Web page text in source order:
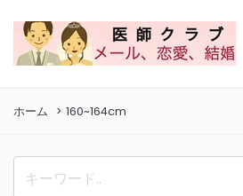
ホーム 160~164cm